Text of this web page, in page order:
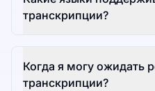
транскрипции?
Когда я могу ожидать
транскрипции?